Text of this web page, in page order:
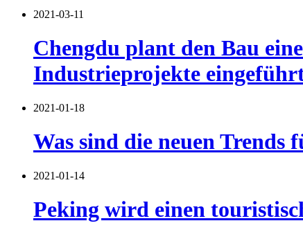
2021-03-11
Chengdu plant den Bau
Industrieprojekte
2021-01-18
Was sind die neuen Trends
2021-01-14
Peking wird einen